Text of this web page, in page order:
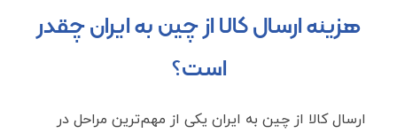
هزینه ارسال کالا از چین به ایران چقدر
است؟
ارسال کالا از چین به ایران یکی از مهم‌ترین مراحل در